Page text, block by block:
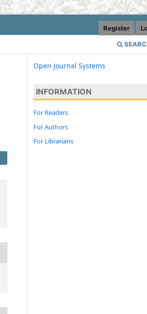
Register
Open Journal Systems
INFORMATION
For Readers
For Authors
For Librarians